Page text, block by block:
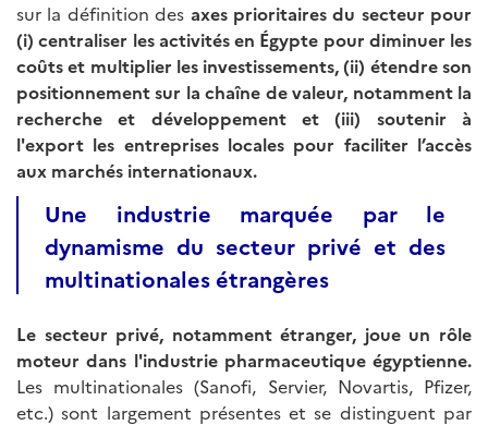
sur la définition des axes prioritaires du secteur pour
(i) centraliser les activités en Égypte pour diminuer les
coûts et multiplier les investissements, (ii) étendre son
positionnement sur la chaîne de valeur, notamment la
recherche et développement et (iii) soutenir à
l'export les entreprises locales pour faciliter l’accès
aux marchés internationaux.
Une industrie marquée par le
dynamisme du secteur privé et des
multinationales étrangères
Le secteur privé, notamment étranger, joue un rôle
moteur dans l'industrie pharmaceutique égyptienne.
Les multinationales (Sanofi, Servier, Novartis, Pfizer,
etc.) sont largement présentes et se distinguent par